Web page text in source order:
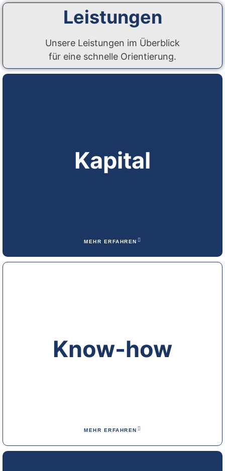
Leistungen
Unsere Leistungen im Überblick
für eine schnelle Orientierung.
Kapital
MEHR ERFAHREN
Know-how
MEHR ERFAHREN